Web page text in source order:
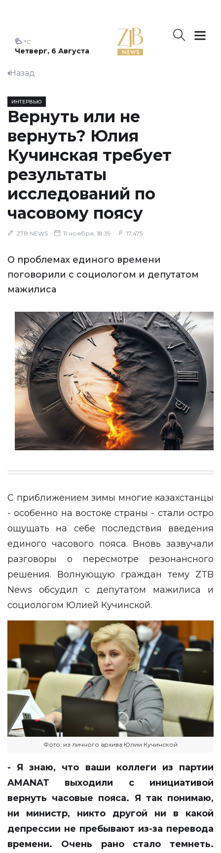
Четверг, 6 Августа
°C
Назад
ИНТЕРВЬЮ
Вернуть или не
вернуть? Юлия
Кучинская требует
результаты
исследований по
часовому поясу
ZTB NEWS 11 ноября, 18:39 17,475
О проблемах единого времени
поговорили с социологом и депутатом
мажилиса
С приближением зимы многие казахстанцы
- особенно на востоке страны - стали остро
ощущать на себе последствия введения
единого часового пояса. Вновь зазвучали
разговоры о пересмотре резонансного
решения. Волнующую граждан тему ZTB
News обсудил с депутатом мажилиса и
социологом Юлией Кучинской.
Фото: из личного архива Юлии Кучинской
- Я знаю, что ваши коллеги из партии
AMANAT выходили c инициативой
вернуть часовые пояса. Я так понимаю,
ни министр, никто другой ни в какой
депрессии не пребывают из-за перевода
времени. Очень рано стало темнеть.